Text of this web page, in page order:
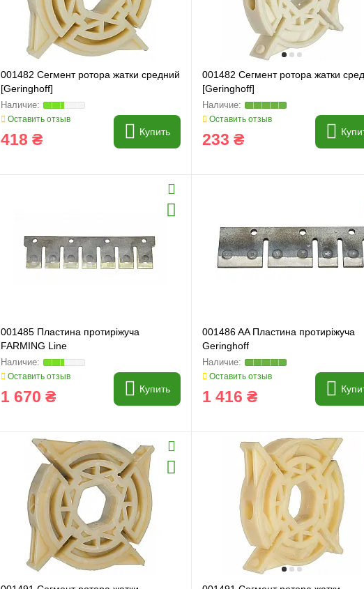
001482 Сегмент ротора жатки средний
[Geringhoff]
Оставить отзыв
418 ₴ Купить
001482 Сегмент ротора жатки
[Geringhoff]
Оставить отзыв
233 ₴
001485 Пластина протиріжуча
FARMING Line
Оставить отзыв
1 670 ₴ Купить
001486 AA Пластина протиріжуча
Geringhoff
Оставить отзыв
1 416 ₴